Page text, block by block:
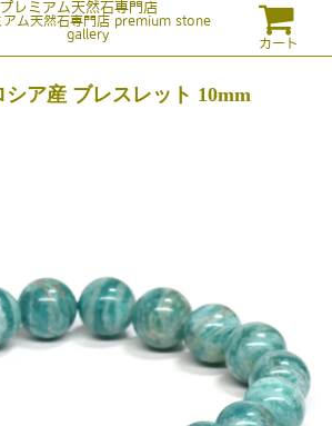
プレミアム天然石専門店
カート
ア産 ブレスレット 10mm